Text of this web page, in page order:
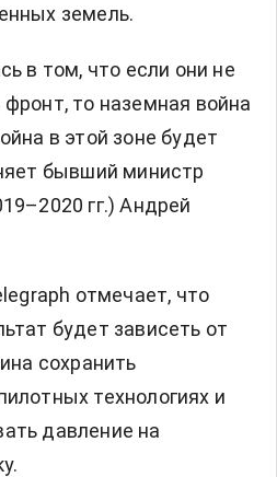
земель.
в том, что если они не
то наземная война
в этой зоне будет
бывший министр
гг.) Андрей
отмечает, что
будет зависеть от
сохранить
технологиях и
давление на